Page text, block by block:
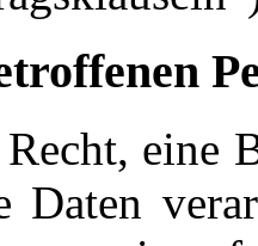
eine
Daten